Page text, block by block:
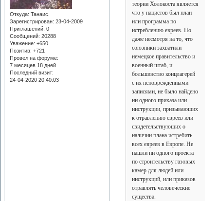
Откуда: Танаис.
Зарегистрирован: 23-04-2009
Приглашений: 0
Сообщений: 20288
Уважение: +650
Позитив: +721
Провел на форуме:
7 месяцев 18 дней
Последний визит:
24-04-2020 20:40:03
теории Холокоста является
что у нацистов был план
или программа по
истреблению евреев. Но
даже несмотря на то, что
союзники захватили
немецкое правительство и
военный штаб, и
большинство концлагерей
с их неповрежденными
записями, не было найдено
ни одного приказа или
инструкции, призывающих
к отравлению евреев или
свидетельствующих о
наличии плана истребить
всех евреев в Европе. Не
нашли ни одного проекта
по строительству газовых
камер для людей или
инструкций, или приказов
отравлять человеческие
существа.